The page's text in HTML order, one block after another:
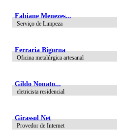
Fabiane Menezes...
Serviço de Limpeza
Ferraria Bigorna
Oficina metalúrgica artesanal
Gildo Nonato...
eletricista residencial
Girassol Net
Provedor de Internet